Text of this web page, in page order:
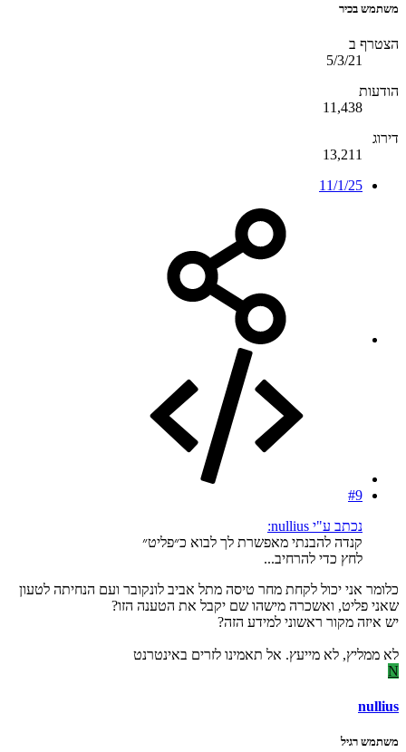
משתמש בכיר
הצטרף ב
5/3/21
הודעות
11,438
דירוג
13,211
11/1/25
#9
נכתב ע"י nullius:
קנדה להבנתי מאפשרת לך לבוא כ״פליט״
לחץ כדי להרחיב...
כלומר אני יכול לקחת מחר טיסה מתל אביב לונקובר ועם הנחיתה לטעון
שאני פליט, ואשכרה מישהו שם יקבל את הטענה הזו?
יש איזה מקור ראשוני למידע הזה?
לא ממליץ, לא מייעץ. אל תאמינו לזרים באינטרנט
N
nullius
משתמש רגיל